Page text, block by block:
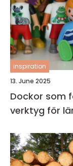
inspiration
13. June 2025
Dockor som
verktyg för